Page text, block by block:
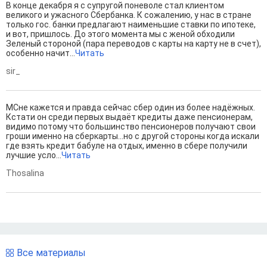
В конце декабря я с супругой поневоле стал клиентом
великого и ужасного Сбербанка. К сожалению, у нас в стране
только гос. банки предлагают наименьшие ставки по ипотеке,
и вот, пришлось. До этого момента мы с женой обходили
Зеленый стороной (пара переводов с карты на карту не в счет),
особенно начит... Читать
sir_
МСне кажется и правда сейчас сбер один из более надёжных.
Кстати он среди первых выдаёт кредиты даже пенсионерам,
видимо потому что большинство пенсионеров получают свои
гроши именно на сберкарты...но с другой стороны когда искали
где взять кредит бабуле на отдых, именно в сбере получили
лучшие усло... Читать
Thosalina
Все материалы